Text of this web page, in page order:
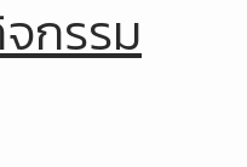
กรรม